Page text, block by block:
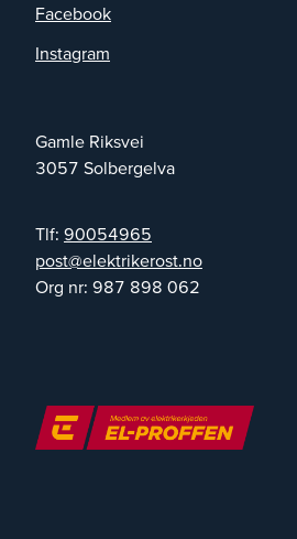
Gamle Riksvei
3057 Solbergelva
Tlf: 90054965
on.tsorekirtkele@tsop
Org nr: 987 898 062
Facebook
Instagram